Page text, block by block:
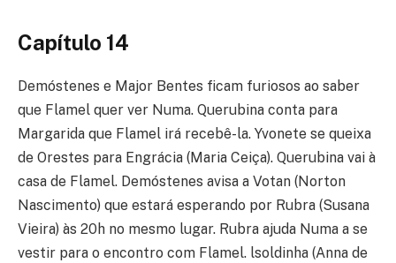
Capítulo 14
Demóstenes e Major Bentes ficam furiosos ao saber
que Flamel quer ver Numa. Querubina conta para
Margarida que Flamel irá recebê-la. Yvonete se queixa
de Orestes para Engrácia (Maria Ceiça). Querubina vai à
casa de Flamel. Demóstenes avisa a Votan (Norton
Nascimento) que estará esperando por Rubra (Susana
Vieira) às 20h no mesmo lugar. Rubra ajuda Numa a se
vestir para o encontro com Flamel. lsoldinha (Anna de